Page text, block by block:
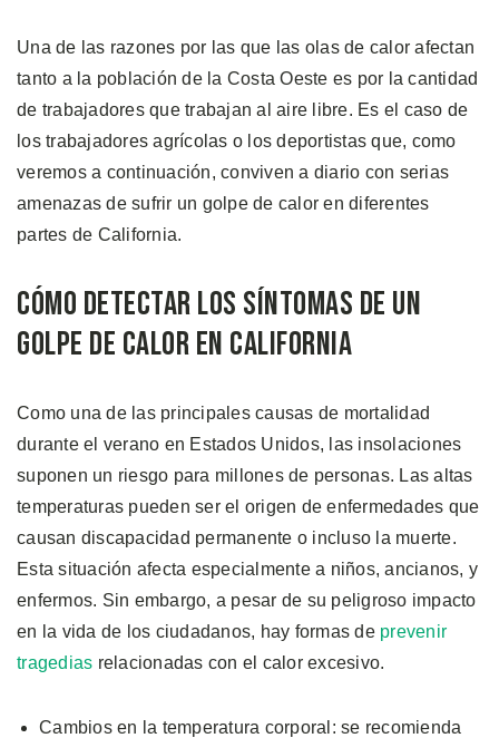
Una de las razones por las que las olas de calor afectan
tanto a la población de la Costa Oeste es por la cantidad
de trabajadores que trabajan al aire libre. Es el caso de
los trabajadores agrícolas o los deportistas que, como
veremos a continuación, conviven a diario con serias
amenazas de sufrir un golpe de calor en diferentes
partes de California.
Cómo Detectar los Síntomas de un
Golpe de Calor en California
Como una de las principales causas de mortalidad
durante el verano en Estados Unidos, las insolaciones
suponen un riesgo para millones de personas. Las altas
temperaturas pueden ser el origen de enfermedades que
causan discapacidad permanente o incluso la muerte.
Esta situación afecta especialmente a niños, ancianos, y
enfermos. Sin embargo, a pesar de su peligroso impacto
en la vida de los ciudadanos, hay formas de prevenir
tragedias relacionadas con el calor excesivo.
Cambios en la temperatura corporal: se recomienda